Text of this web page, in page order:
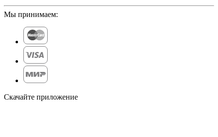
Мы принимаем:
Скачайте приложение